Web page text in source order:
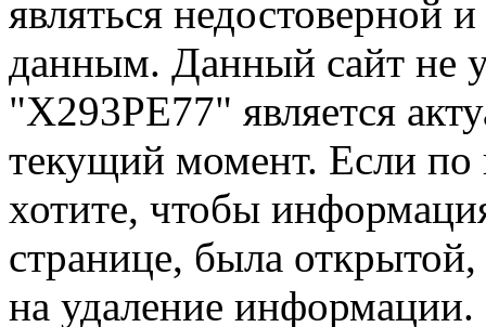
являться недостоверной
данным. Данный сайт не
"Х293РЕ77" является
текущий момент. Если
хотите, чтобы
странице, была открытой,
на удаление информации.